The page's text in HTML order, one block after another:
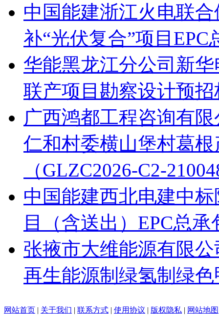
中国能建浙江火电联
补“光伏复合”项目EPC
华能黑龙江分公司新
联产项目勘察设计预招
广西鸿都工程咨询有
仁和村委横山堡村葛
（GLZC2026-C2-
中国能建西北电建中
目（含送出）EPC总承
张掖市大维能源有限
再生能源制绿氢制绿
网站首页 | 关于我们 | 联系方式 | 使用协议 | 版权隐私 | 网站地图